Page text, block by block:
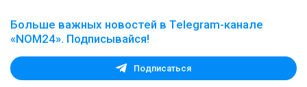
Больше важных новостей в Telegram-канале
«NOM24». Подписывайся!
Подписаться